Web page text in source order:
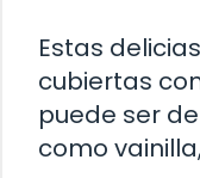
Estas
cubiertas
puede ser
como